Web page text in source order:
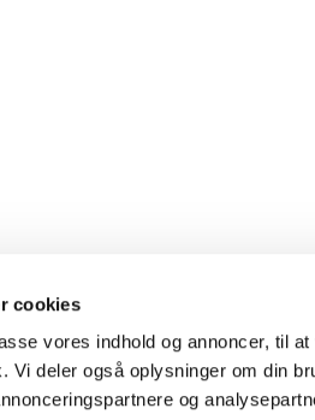
cookies
vores indhold og annoncer, til
Vi deler også oplysninger om din
og